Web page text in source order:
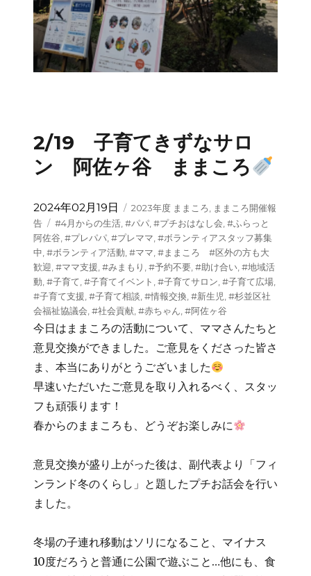
2/19 子育てきずなサロ
ン 阿佐ヶ谷 ままころ
投
稿
日:
2024年02月19日
カ
テ
ゴ
リ
ー
2023年度 ままころ
ままころ開催報
告
タ
グ
#4月からの生活, #パパ, #プチおはなし会 #ふらっと
阿佐谷 #プレパパ, #プレママ #ボランティアスタッフ募集
中 #ボランティア活動 #ママ #ままころ #区外の方も大
歓迎 #ママ支援 #みまもり #予約不要, #助け合い, #地域活
動 #子育て #子育てイベント #子育てサロン #子育て広場,
#子育て支援 #子育て相談 #情報交換 #新生児 #杉並区社
会福祉協議会 #社会貢献, #赤ちゃん #阿佐ヶ谷
今日はままころの活動について、ママさんたちと
意見交換ができました。ご意見をくださった皆さ
ま、本当にありがとうございました
早速いただいたご意見を取り入れるべく、スタッ
フも頑張ります！
春からのままころも、どうぞお楽しみに
意見交換が盛り上がった後は、副代表より「フィ
ンランド冬のくらし」と題したプチお話会を行い
ました。
冬場の子連れ移動はソリになること、マイナス
10度だろうと普通に公園で遊ぶこと…他にも、食